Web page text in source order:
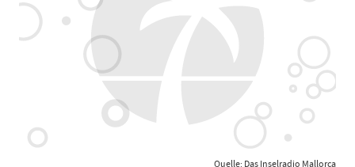
Quelle: Das Inselradio Mallorca